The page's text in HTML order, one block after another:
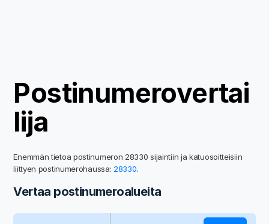
Postinumerovertai
lija
Enemmän tietoa postinumeron 28330 sijaintiin ja katuosoitteisiin
liittyen postinumerohaussa: 28330.
Vertaa postinumeroalueita